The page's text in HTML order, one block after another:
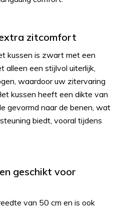
extra zitcomfort
kussen is zwart met een
alleen een stijlvol uiterlijk,
waardoor uw zitervaring
kussen heeft een dikte van
gevormd naar de benen, wat
biedt, vooral tijdens
geschikt voor
van 50 cm en is ook